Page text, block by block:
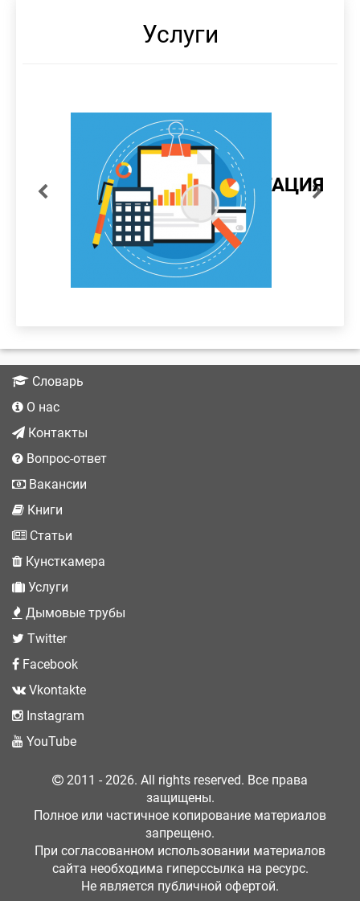
Услуги
СМЕТНАЯ
ДОКУМЕНТАЦИЯ
подробнее
СНОС
ДЫМОВОЙ
ТРУБЫ
РАЗРАБОТКА
МОНТАЖ
ДЫМОВОЙ
ТРУБЫ
ИЗГОТОВЛЕНИЕ
СВЕТООГРАЖДЕНИЕ
АЭРОДИНАМИЧЕСКИЙ
РАСЧЕТ
ПРОЧНОСТНОЙ
РАСЧЕТ
РАЗРАБОТКА
ТЕПЛОИЗОЛЯЦИЯ
ДЫМОВОЙ
ТРУБЫ
РАЗРАБОТКА
РАЗРАБОТКА
КМД
Словарь
О нас
Контакты
Вопрос-ответ
Вакансии
Книги
Статьи
Кунсткамера
Услуги
Дымовые трубы
Twitter
Facebook
Vkontakte
Instagram
YouTube
2011 - 2026. All rights reserved. Все права
защищены.
Полное или частичное копирование материалов
запрещено.
При согласованном использовании материалов
сайта необходима гиперссылка на ресурс.
Не является публичной офертой.